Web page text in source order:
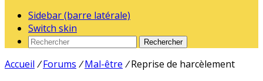
Sidebar (barre latérale)
Switch skin
Rechercher
Accueil / Forums / Mal-être / Reprise de harcèlement